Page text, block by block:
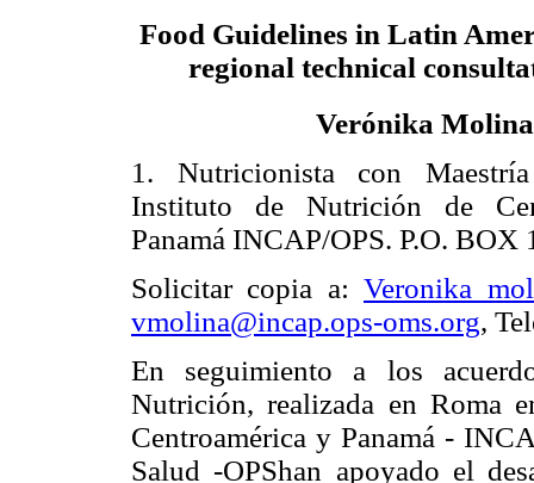
Food Guidelines in Latin
regional technical
Verónika Molina
1. Nutricionista con
Instituto de Nutrición de
Panamá INCAP/OPS. P.O. BOX
Solicitar copia a:
vmolina@incap.ops-oms.org,
En seguimiento a los
Nutrición, realizada en Roma
Centroamérica y Panamá -
Salud -OPShan apoyado el